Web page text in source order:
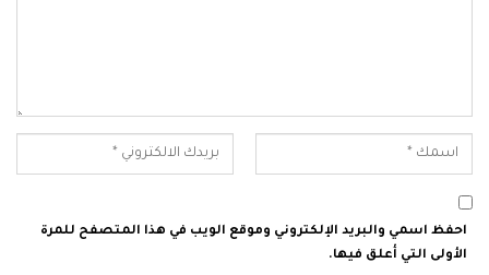
احفظ اسمي والبريد الإلكتروني وموقع الويب في هذا المتصفح للمرة
الأولى التي أعلق فيها.